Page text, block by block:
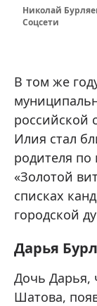
Николай
Соцсети
В том же
российской
Илия стал
родителя
«Золотой
списках
городской
Дарья
Дочь Дарья,
Шатова,